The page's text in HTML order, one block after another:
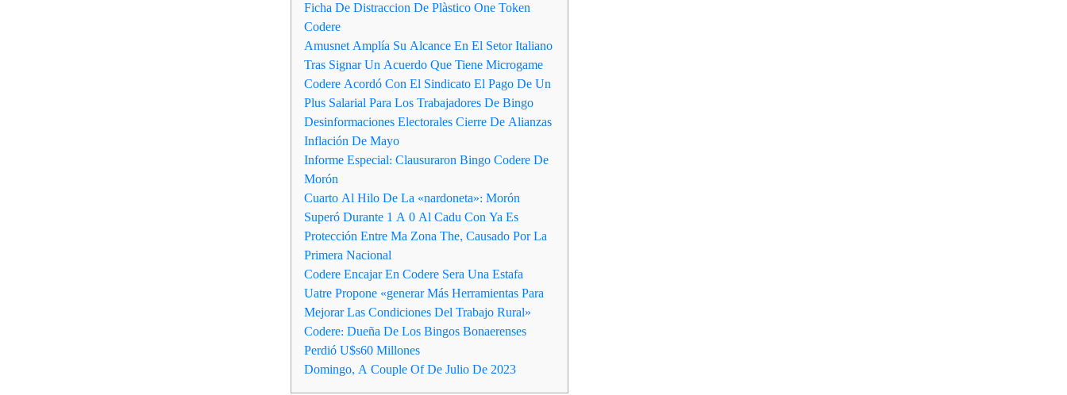
Ficha De Distraccion De Plàstico One Token
Codere
Amusnet Amplía Su Alcance En El Setor Italiano
Tras Signar Un Acuerdo Que Tiene Microgame
Codere Acordó Con El Sindicato El Pago De Un
Plus Salarial Para Los Trabajadores De Bingo
Desinformaciones Electorales Cierre De Alianzas
Inflación De Mayo
Informe Especial: Clausuraron Bingo Codere De
Morón
Cuarto Al Hilo De La «nardoneta»: Morón
Superó Durante 1 A 0 Al Cadu Con Ya Es
Protección Entre Ma Zona The, Causado Por La
Primera Nacional
Codere Encajar En Codere Sera Una Estafa
Uatre Propone «generar Más Herramientas Para
Mejorar Las Condiciones Del Trabajo Rural»
Codere: Dueña De Los Bingos Bonaerenses
Perdió U$s60 Millones
Domingo, A Couple Of De Julio De 2023